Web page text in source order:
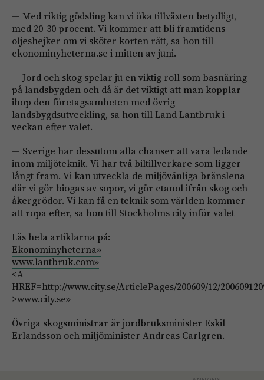
— Med riktig gödsling kan vi öka tillväxten betydligt,
med 20-30 procent. Vi kommer att bli framtidens
oljeshejker om vi sköter korten rätt, sa hon till
ekonominyheterna.se i mitten av juni.
— Jord och skog spelar ju en viktig roll som basnäring
på landsbygden och då är det viktigt att man kopplar
ihop den företagsamheten med övrig
landsbygdsutveckling, sa hon till Land Lantbruk i
veckan efter valet.
— Sverige har dessutom alla chanser att vara ledande
inom miljöteknik. Vi har två biltillverkare som ligger
långt fram. Vi kan utveckla de miljövänliga bränslena
där vi gör biogas av sopor, vi gör etanol ifrån skog och
åkergrödor. Vi kan få en teknik som världen kommer
att ropa efter, sa hon till Stockholms city inför valet
Läs hela artiklarna på:
Ekonominyheterna»
www.lantbruk.com»
<A
HREF=http://www.city.se/ArticlePages/200609/12/
>www.city.se»
Övriga skogsministrar är jordbruksminister Eskil
Erlandsson och miljöminister Andreas Carlgren.